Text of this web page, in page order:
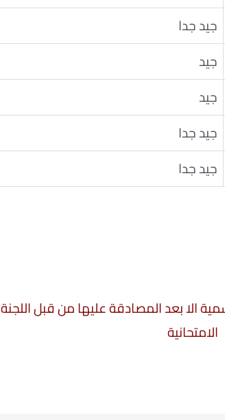
جيد جدا
جيد
جيد
جيد جدا
جيد جدا
الا بعد المصادقة عليها من قبل اللجنة
الامتحانية